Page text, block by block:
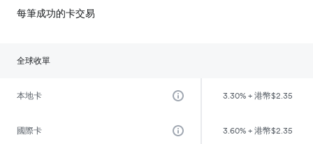
每筆成功的卡交易
全球收單
本地卡 3.30% + 港幣$2.35
國際卡 3.60% + 港幣$2.35